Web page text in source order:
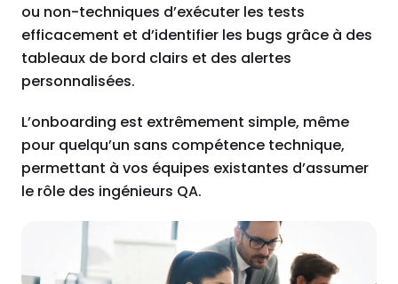
ou non-techniques d’exécuter les tests
efficacement et d’identifier les bugs grâce à des
tableaux de bord clairs et des alertes
personnalisées.
L’onboarding est extrêmement simple, même
pour quelqu’un sans compétence technique,
permettant à vos équipes existantes d’assumer
le rôle des ingénieurs QA.